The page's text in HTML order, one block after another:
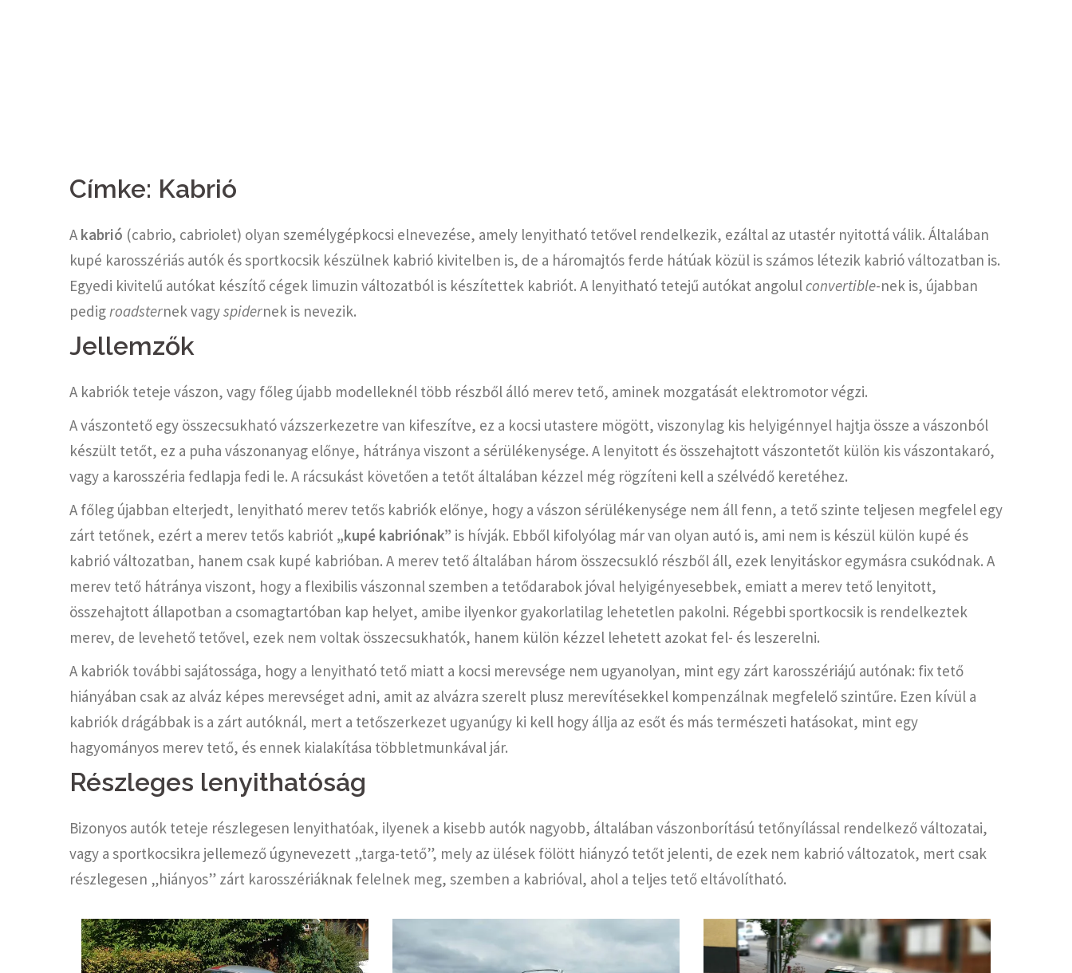
Címke: Kabrió
A kabrió (cabrio, cabriolet) olyan személygépkocsi elnevezése, amely lenyitható tetővel rendelkezik, ezáltal az utastér nyitottá válik. Általában
kupé karosszériás autók és sportkocsik készülnek kabrió kivitelben is, de a háromajtós ferde hátúak közül is számos létezik kabrió változatban is.
Egyedi kivitelű autókat készítő cégek limuzin változatból is készítettek kabriót. A lenyitható tetejű autókat angolulconvertible-nek is, újabban
pedigroadsternek vagyspidernek is nevezik.
Jellemzők
A kabriók teteje vászon, vagy főleg újabb modelleknél több részből álló merev tető, aminek mozgatását elektromotor végzi.
A vászontető egy összecsukható vázszerkezetre van kifeszítve, ez a kocsi utastere mögött, viszonylag kis helyigénnyel hajtja össze a vászonból
készült tetőt, ez a puha vászonanyag előnye, hátránya viszont a sérülékenysége. A lenyitott és összehajtott vászontetőt külön kis vászontakaró,
vagy a karosszéria fedlapja fedi le. A rácsukást követően a tetőt általában kézzel még rögzíteni kell a szélvédő keretéhez.
A főleg újabban elterjedt, lenyitható merev tetős kabriók előnye, hogy a vászon sérülékenysége nem áll fenn, a tető szinte teljesen megfelel egy
zárt tetőnek, ezért a merev tetős kabriót „kupé kabriónak” is hívják. Ebből kifolyólag már van olyan autó is, ami nem is készül külön kupé és
kabrió változatban, hanem csak kupé kabrióban. A merev tető általában három összecsukló részből áll, ezek lenyitáskor egymásra csukódnak. A
merev tető hátránya viszont, hogy a flexibilis vászonnal szemben a tetődarabok jóval helyigényesebbek, emiatt a merev tető lenyitott,
összehajtott állapotban a csomagtartóban kap helyet, amibe ilyenkor gyakorlatilag lehetetlen pakolni. Régebbi sportkocsik is rendelkeztek
merev, de levehető tetővel, ezek nem voltak összecsukhatók, hanem külön kézzel lehetett azokat fel- és leszerelni.
A kabriók további sajátossága, hogy a lenyitható tető miatt a kocsi merevsége nem ugyanolyan, mint egy zárt karosszériájú autónak: fix tető
hiányában csak az alváz képes merevséget adni, amit az alvázra szerelt plusz merevítésekkel kompenzálnak megfelelő szintűre. Ezen kívül a
kabriók drágábbak is a zárt autóknál, mert a tetőszerkezet ugyanúgy ki kell hogy állja az esőt és más természeti hatásokat, mint egy
hagyományos merev tető, és ennek kialakítása többletmunkával jár.
Részleges lenyithatóság
Bizonyos autók teteje részlegesen lenyithatóak, ilyenek a kisebb autók nagyobb, általában vászonborítású tetőnyílással rendelkező változatai,
vagy a sportkocsikra jellemező úgynevezett „targa-tető”, mely az ülések fölött hiányzó tetőt jelenti, de ezek nem kabrió változatok, mert csak
részlegesen „hiányos” zárt karosszériáknak felelnek meg, szemben a kabrióval, ahol a teljes tető eltávolítható.